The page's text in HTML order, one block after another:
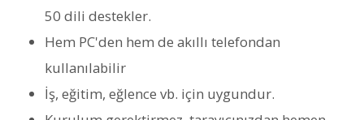
50 dili destekler.
Hem PC'den hem de akıllı telefondan
kullanılabilir
İş, eğitim, eğlence vb. için uygundur.